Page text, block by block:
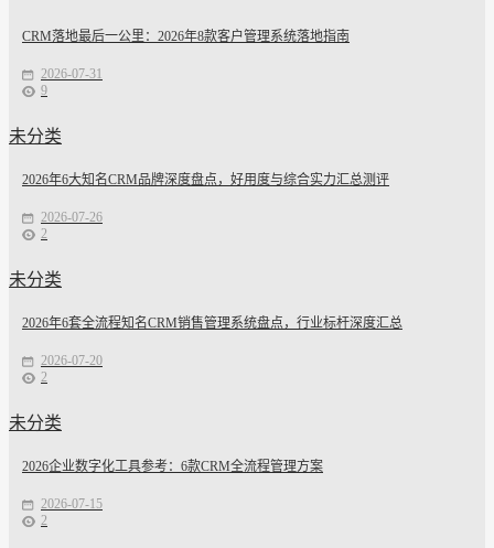
CRM落地最后一公里：2026年8款客户管理系统落地指南
2026-07-31
9
未分类
2026年6大知名CRM品牌深度盘点，好用度与综合实力汇总测评
2026-07-26
2
未分类
2026年6套全流程知名CRM销售管理系统盘点，行业标杆深度汇总
2026-07-20
2
未分类
2026企业数字化工具参考：6款CRM全流程管理方案
2026-07-15
2